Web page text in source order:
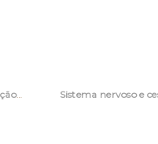
Sistema nervoso e cessação tabágica